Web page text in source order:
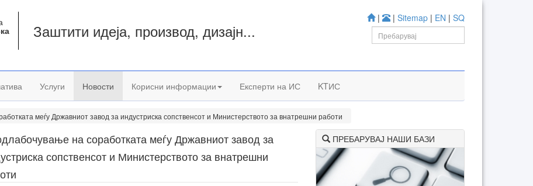
| | Sitemap | EN | SQ
Заштити идеја, производ, дизајн...
Услуги Новости Корисни информации Експерти на ИС KTИС
меѓу Државниот завод за индустриска сопственсот и Министерството за внатрешни работи
на соработката меѓу Државниот завод за
сопственсот и Министерството за внатрешни
ПРЕБАРУВАЈ НАШИ БАЗИ